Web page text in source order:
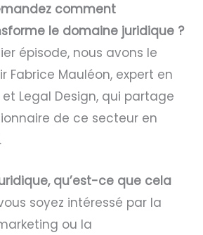
comment
le domaine juridique ?
épisode, nous avons le
Fabrice Mauléon, expert en
et Legal Design, qui partage
de ce secteur en
qu’est-ce que cela
soyez intéressé par la
ou la